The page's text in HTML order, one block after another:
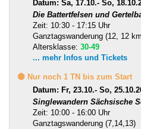
Datum: Sa, 17.10.- So,
Die Battertfelsen und
Zeit: 10:30 - 17:15 Uhr
Ganztagswanderung (12, 12
Altersklasse: 30-49
... mehr Infos und Tickets
🟡 Nur noch 1 TN bis zum Start
Datum: Fr, 23.10.- So,
Singlewandern Sächsische
Zeit: 10:00 - 16:00 Uhr
Ganztagswanderung (7,14,13)